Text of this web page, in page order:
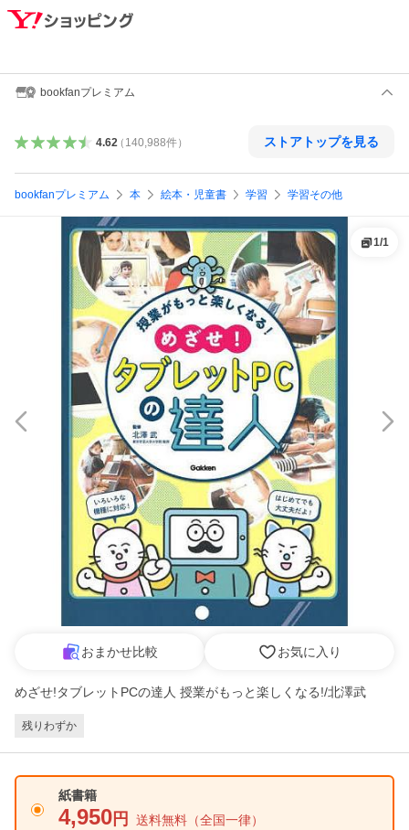
bookfanプレミアム
4.62（ 140,988件） ストアトップを見る
bookfanプレミアム 本 絵本・児童書 学習 学習その他
1/1
おまかせ比較 お気に入り
めざせ!タブレットPCの達人 授業がもっと楽しくなる!/北澤武
残りわずか
紙書籍
4,950 円 送料無料 （全国一律）